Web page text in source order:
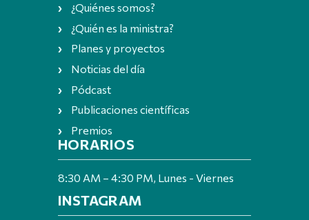
¿Quiénes somos?
¿Quién es la ministra?
Planes y proyectos
Noticias del día
Pódcast
Publicaciones científicas
Premios
HORARIOS
8:30 AM – 4:30 PM, Lunes - Viernes
INSTAGRAM